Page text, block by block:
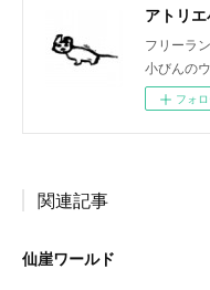
アトリ
フリーラ
小びんの
フォ
関連記事
仙崖ワールド